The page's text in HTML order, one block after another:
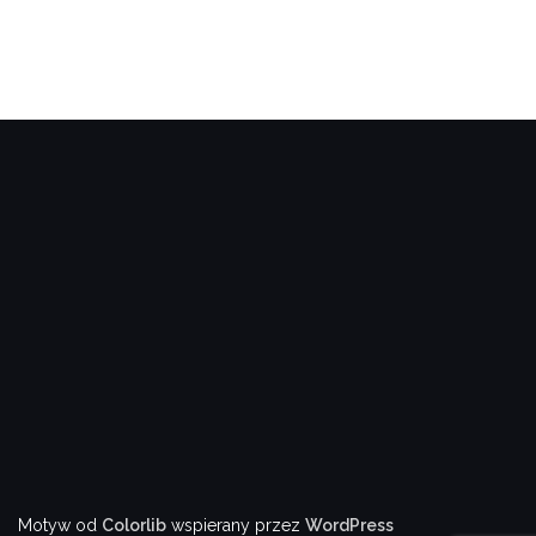
Motyw od Colorlib wspierany przez WordPress